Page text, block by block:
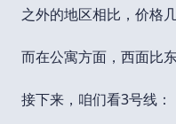
之外的地区相比，价格
而在公寓方面，西面比
接下来，咱们看3号线：